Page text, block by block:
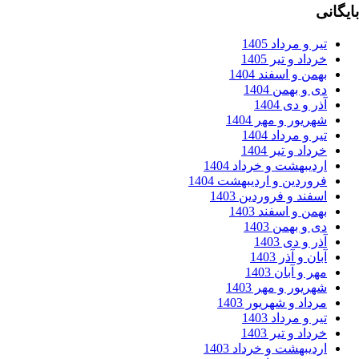
و مرداد 1405
و تیر 1405
و اسفند 1404
و بهمن 1404
و دی 1404
و مهر 1404
و مرداد 1404
و تیر 1404
و خرداد 1404
و اردیبهشت 1404
و فروردین 1403
و اسفند 1403
و بهمن 1403
و دی 1403
و آذر 1403
و آبان 1403
و مهر 1403
و شهریور 1403
و مرداد 1403
و تیر 1403
و خرداد 1403